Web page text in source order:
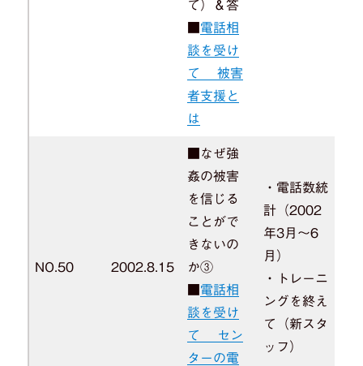
て）＆答
電話相
談を受け
て 被害
者支援と
は
NO.50 2002.8.15
■なぜ強
姦の被害
を信じる
ことがで
きないの
か③
電話相
談を受け
て セン
ターの電
・電話数統
計（2002
年3月～6
月）
・トレーニ
ングを終え
て（新スタ
ッフ）